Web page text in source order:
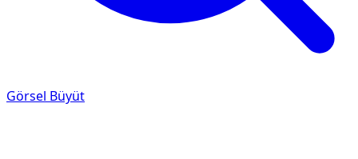
Görsel Büyüt